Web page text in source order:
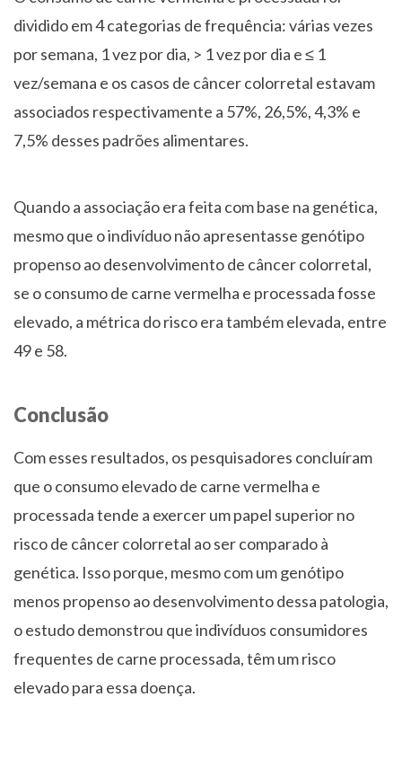
dividido em 4 categorias de frequência: várias vezes
por semana, 1 vez por dia, > 1 vez por dia e ≤ 1
vez/semana e os casos de câncer colorretal estavam
associados respectivamente a 57%, 26,5%, 4,3% e
7,5% desses padrões alimentares.
Quando a associação era feita com base na genética,
mesmo que o indivíduo não apresentasse genótipo
propenso ao desenvolvimento de câncer colorretal,
se o consumo de carne vermelha e processada fosse
elevado, a métrica do risco era também elevada, entre
49 e 58.
Conclusão
Com esses resultados, os pesquisadores concluíram
que o consumo elevado de carne vermelha e
processada tende a exercer um papel superior no
risco de câncer colorretal ao ser comparado à
genética. Isso porque, mesmo com um genótipo
menos propenso ao desenvolvimento dessa patologia,
o estudo demonstrou que indivíduos consumidores
frequentes de carne processada, têm um risco
elevado para essa doença.